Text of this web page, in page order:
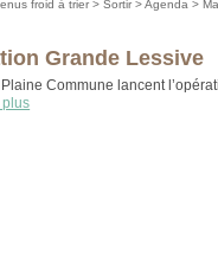
froid à trier >Sortir >Agenda >
Grande Lessive
Plaine Commune lancent
plus